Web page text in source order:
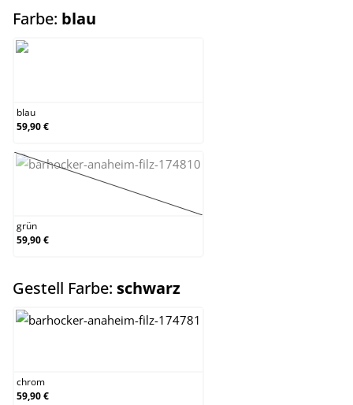
Farbe: blau
blau
59,90 €
grün
(Diese Option ist zurzeit nicht verfügbar.)
grün
59,90 €
Gestell Farbe: schwarzauswählen
chrom
59,90 €